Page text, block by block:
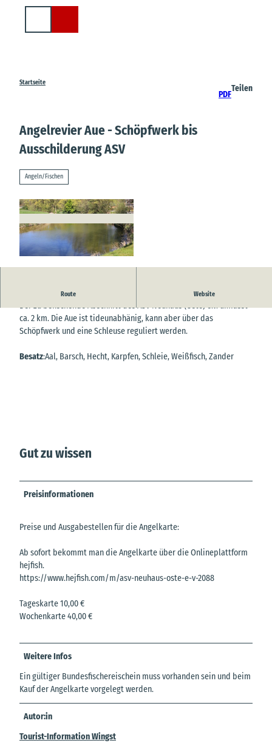
Startseite
PDF
Teilen
Angelrevier Aue - Schöpfwerk bis
Ausschilderung ASV
Angeln/Fischen
Route Website
Die Aue ist ein etwa 20 km langer Nebenfluss der Oste.
Der zu befischende Abschnitt des ASV Neuhaus (Oste) e.V. umfasst
ca. 2 km. Die Aue ist tideunabhänig, kann aber über das
Schöpfwerk und eine Schleuse reguliert werden.
Besatz:Aal, Barsch, Hecht, Karpfen, Schleie, Weißfisch, Zander
Gut zu wissen
Preisinformationen
Preise und Ausgabestellen für die Angelkarte:
Ab sofort bekommt man die Angelkarte über die Onlineplattform
hejfish.
https://www.hejfish.com/m/asv-neuhaus-oste-e-v-2088
Tageskarte 10,00 €
Wochenkarte 40,00 €
Weitere Infos
Ein gültiger Bundesfischereischein muss vorhanden sein und beim
Kauf der Angelkarte vorgelegt werden.
Autor:in
Tourist-Information Wingst